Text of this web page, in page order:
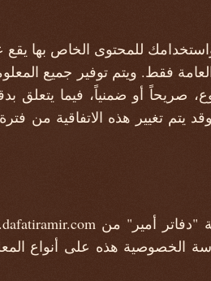
للمحتوى الخاص بها
فقط. ويتم توفير جميع
صريحاً أو ضمنياً، فيما يتعلق
يتم تغيير هذه الاتفاقية من فترة